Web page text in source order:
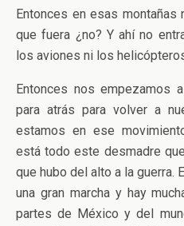
Entonces en esas
que fuera ¿no? Y ahí no
los aviones ni los
Entonces nos empezamos
para atrás para volver a
estamos en ese
está todo este desmadre
que hubo del alto a la guerra.
una gran marcha y hay
partes de México y del